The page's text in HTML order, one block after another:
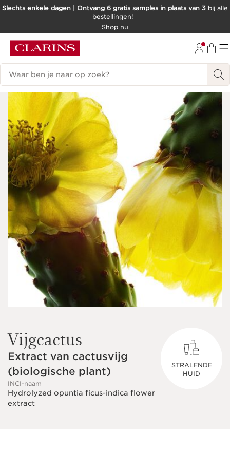
DOORGAAN NAAR INHOUD
Slechts enkele dagen | Ontvang 6 gratis samples in plaats van 3 bij alle
bestellingen!
Shop nu
Zoekgeschiedenis
Vijgcactus
Extract van cactusvijg
(biologische plant)
INCI-naam
Hydrolyzed opuntia ficus-indica flower
extract
STRALENDE
HUID